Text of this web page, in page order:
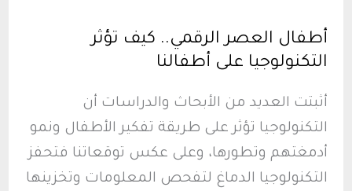
أطفال العصر الرقمي.. كيف تؤثر
التكنولوجيا على أطفالنا
أثبتت العديد من الأبحاث والدراسات أن
التكنولوجيا تؤثر على طريقة تفكير الأطفال ونمو
أدمغتهم وتطورها، وعلى عكس توقعاتنا فتحفز
التكنولوجيا الدماغ لتفحص المعلومات وتخزينها